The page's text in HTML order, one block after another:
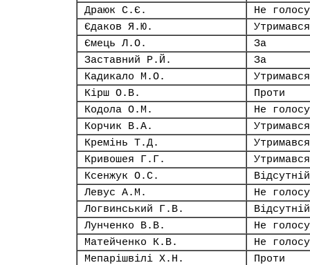
Драюк С.Є.
Не
Єдаков Я.Ю.
Утримався
Ємець Л.О.
За
Заставний Р.Й.
За
Кадикало М.О.
Утримався
Кірш О.В.
Проти
Кодола О.М.
Не
Корчик В.А.
Утримався
Кремінь Т.Д.
Утримався
Кривошея Г.Г.
Утримався
Ксенжук О.С.
Відсутній
Левус А.М.
Не
Логвинський Г.В.
Відсутній
Лунченко В.В.
Не
Матейченко К.В.
Не
Мепарішвілі Х.Н.
Проти